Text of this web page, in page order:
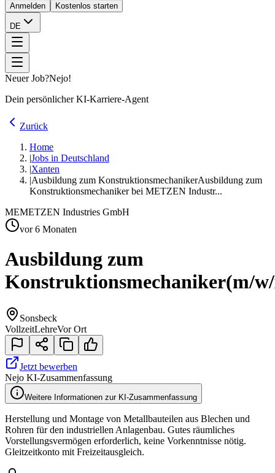
Anmelden
Kostenlos starten
DE
Neuer Job?Nejo!
Dein persönlicher KI-Karriere-Agent
Zurück
Home
|Jobs in Deutschland
|Xanten
|Ausbildung zum KonstruktionsmechanikerAusbildung zum
Konstruktionsmechaniker bei METZEN Industr...
MEMETZEN Industries GmbH
vor 6 Monaten
Ausbildung zum
Konstruktionsmechaniker(m/
Sonsbeck
VollzeitLehreVor Ort
Jetzt bewerben
Nejo KI-Zusammenfassung
Weitere Informationen zur KI-Zusammenfassung
Herstellung und Montage von Metallbauteilen aus Blechen und
Rohren für den industriellen Anlagenbau. Gutes räumliches
Vorstellungsvermögen erforderlich, keine Vorkenntnisse nötig.
Gleitzeitkonto mit Freizeitausgleich.